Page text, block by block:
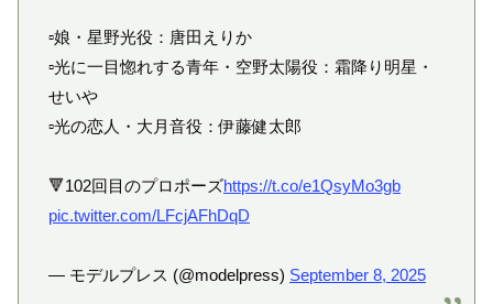
▫️娘・星野光役：唐田えりか
▫️光に一目惚れする青年・空野太陽役：霜降り明星・
せいや
▫️光の恋人・大月音役：伊藤健太郎
🔻102回目のプロポーズhttps://t.co/e1QsyMo3gb
pic.twitter.com/LFcjAFhDqD
— モデルプレス (@modelpress) September 8, 2025